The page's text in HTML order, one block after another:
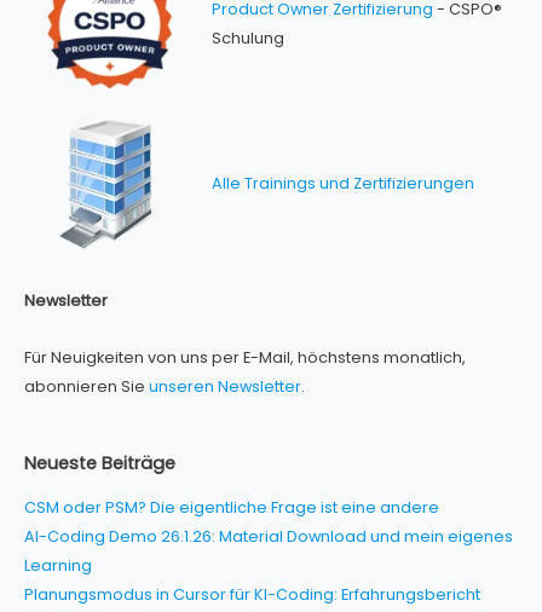
Product Owner Zertifizierung - CSPO®
Schulung
Alle Trainings und Zertifizierungen
Newsletter
Für Neuigkeiten von uns per E-Mail, höchstens monatlich,
abonnieren Sie unseren Newsletter.
Neueste Beiträge
CSM oder PSM? Die eigentliche Frage ist eine andere
AI-Coding Demo 26.1.26: Material Download und mein eigenes
Learning
Planungsmodus in Cursor für KI-Coding: Erfahrungsbericht